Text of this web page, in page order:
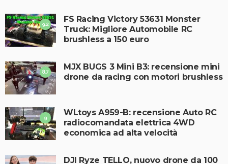
9.2
FS Racing Victory 53631 Monster
Truck: Migliore Automobile RC
brushless a 150 euro
8.7
MJX BUGS 3 Mini B3: recensione mini
drone da racing con motori brushless
9
WLtoys A959-B: recensione Auto RC
radiocomandata elettrica 4WD
economica ad alta velocità
DJI Ryze TELLO, nuovo drone da 100